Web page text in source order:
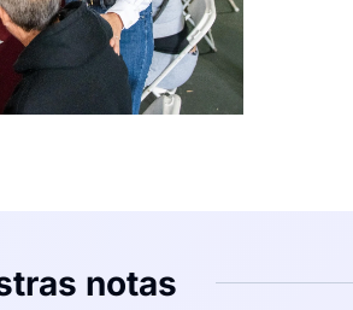
notas